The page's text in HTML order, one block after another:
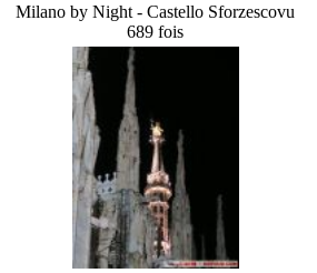
Milano by Night - Castello Sforzescovu
689 fois